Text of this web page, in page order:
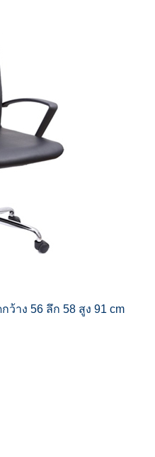
าง 56 ลึก 58 สูง 91 cm